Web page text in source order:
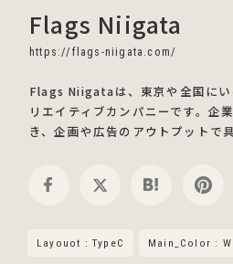
Flags Niigata
https://flags-niigata.com/
Flags Niigataは、東京や全国にい
リエイティブカンパニーです。企
き、企画や広告のアウトプットで
Layouot : TypeC Main_Color :